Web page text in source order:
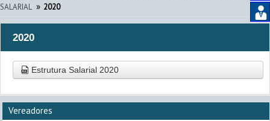
SALARIAL » 2020
2020
Estrutura Salarial 2020
Vereadores